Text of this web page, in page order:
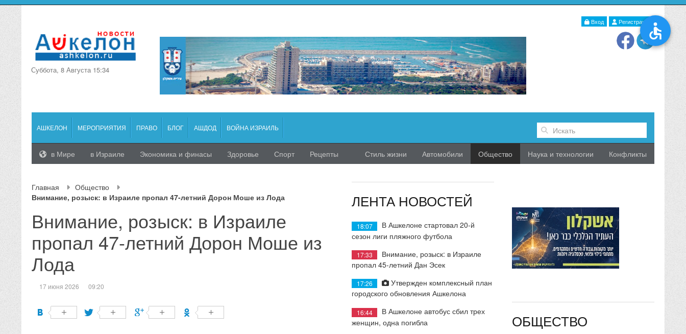
Вход Регистрация
Суббота, 8 Августа 15:34
АШКЕЛОН МЕРОПРИЯТИЯ ПРАВО БЛОГ АШДОД ВОЙНА ИЗРАИЛЬ
в Мире в Израиле Экономика и финасы Здоровье Спорт Рецепты Стиль жизни Автомобили Общество Наука и технологии Конфликты
Главная
Общество
Внимание, розыск: в Израиле пропал 47-летний Дорон Моше из Лода
Внимание, розыск: в Израиле
пропал 47-летний Дорон Моше из
Лода
17 июня 2026 09:20
ЛЕНТА НОВОСТЕЙ
18:07
В Ашкелоне стартовал 20-й
сезон лиги пляжного футбола
17:33
Внимание, розыск: в Израиле
пропал 45-летний Дан Эсек
17:26
Утвержден комплексный план
городского обновления Ашкелона
16:44
В Ашкелоне автобус сбил трех
женщин, одна погибла
ОБЩЕСТВО